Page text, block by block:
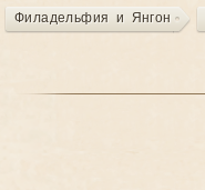
Филадельфия и Янгон